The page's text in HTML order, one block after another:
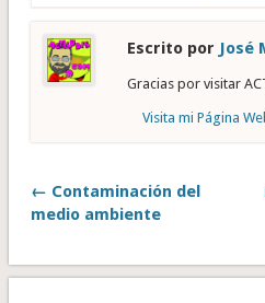
Escrito por José
Gracias por visitar
Visita mi Página
← Contaminación del
medio ambiente